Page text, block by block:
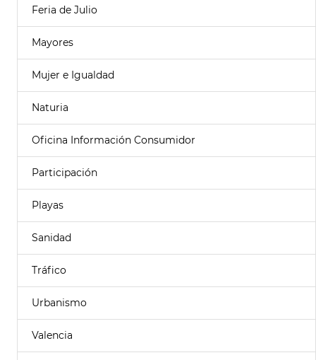
Feria de Julio
Mayores
Mujer e Igualdad
Naturia
Oficina Información Consumidor
Participación
Playas
Sanidad
Tráfico
Urbanismo
Valencia